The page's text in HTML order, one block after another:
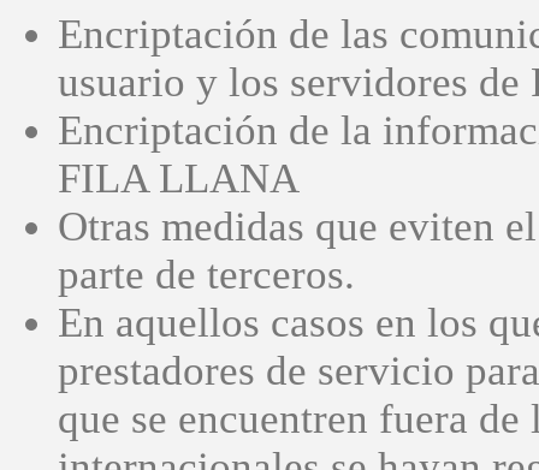
Encriptación de las
usuario y los servidores
Encriptación de la
FILA LLANA
Otras medidas que eviten
parte de terceros.
En aquellos casos en los
prestadores de servicio
que se encuentren fuera